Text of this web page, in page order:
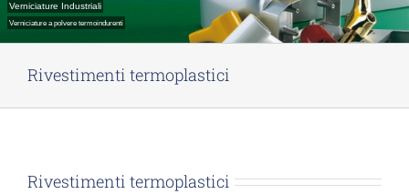
Verniciature Industriali
Verniciature a polvere termoindurenti
Rivestimenti termoplastici
Rivestimenti termoplastici